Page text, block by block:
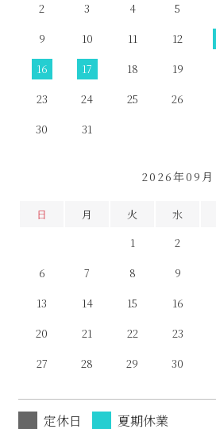
2
3 4 5
9
10 11 12
16
17 18 19
23
24 25 26
30
31
2026年09月
日 月 火 水
1
2
6
7 8 9
13
14 15 16
20
21 22 23
27
28 29 30
定休日 夏期休業